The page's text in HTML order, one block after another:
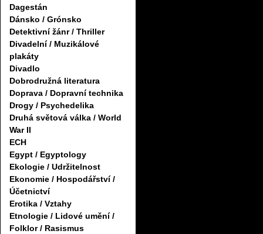
Dagestán
Dánsko / Grónsko
Detektivní žánr / Thriller
Divadelní / Muzikálové
plakáty
Divadlo
Dobrodružná literatura
Doprava / Dopravní technika
Drogy / Psychedelika
Druhá světová válka / World
War II
ECH
Egypt / Egyptology
Ekologie / Udržitelnost
Ekonomie / Hospodářství /
Účetnictví
Erotika / Vztahy
Etnologie / Lidové umění /
Folklor / Rasismus